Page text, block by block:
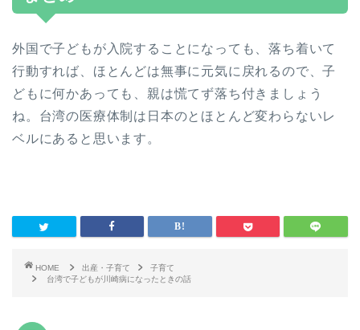
外国で子どもが入院することになっても、落ち着いて
行動すれば、ほとんどは無事に元気に戻れるので、子
どもに何かあっても、親は慌てず落ち付きましょう
ね。台湾の医療体制は日本のとほとんど変わらないレ
ベルにあると思います。
HOME 出産・子育て
子育て
台湾で子どもが川崎病になったときの話